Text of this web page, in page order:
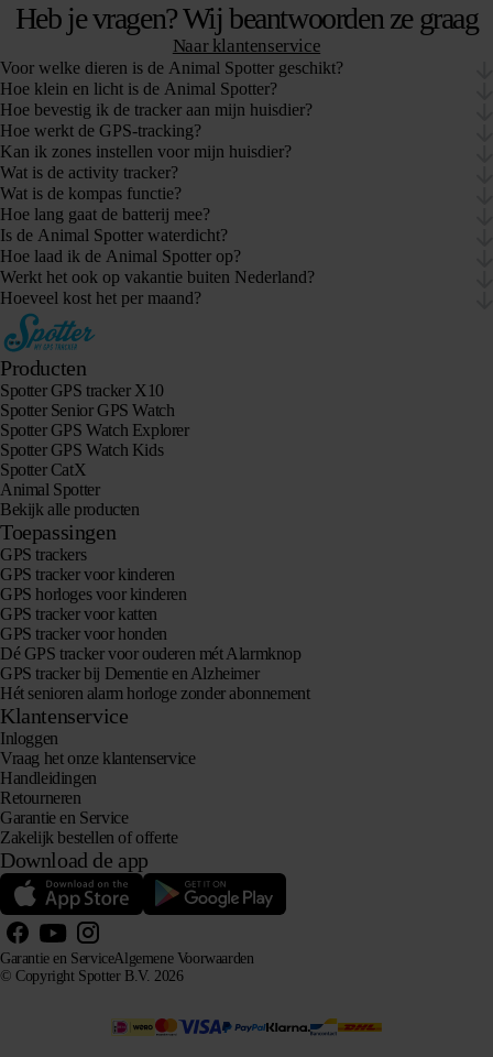
Heb je vragen? Wij beantwoorden ze graag
Naar klantenservice
Voor welke dieren is de Animal Spotter geschikt?
Hoe klein en licht is de Animal Spotter?
Hoe bevestig ik de tracker aan mijn huisdier?
Hoe werkt de GPS-tracking?
Kan ik zones instellen voor mijn huisdier?
Wat is de activity tracker?
Wat is de kompas functie?
Hoe lang gaat de batterij mee?
Is de Animal Spotter waterdicht?
Hoe laad ik de Animal Spotter op?
Werkt het ook op vakantie buiten Nederland?
Hoeveel kost het per maand?
Producten
Spotter GPS tracker X10
Spotter Senior GPS Watch
Spotter GPS Watch Explorer
Spotter GPS Watch Kids
Spotter CatX
Animal Spotter
Bekijk alle producten
Toepassingen
GPS trackers
GPS tracker voor kinderen
GPS horloges voor kinderen
GPS tracker voor katten
GPS tracker voor honden
Dé GPS tracker voor ouderen mét Alarmknop
GPS tracker bij Dementie en Alzheimer
Hét senioren alarm horloge zonder abonnement
Klantenservice
Inloggen
Vraag het onze klantenservice
Handleidingen
Retourneren
Garantie en Service
Zakelijk bestellen of offerte
Download de app
© Copyright Spotter B.V. 2026
Garantie en ServiceAlgemene Voorwaarden